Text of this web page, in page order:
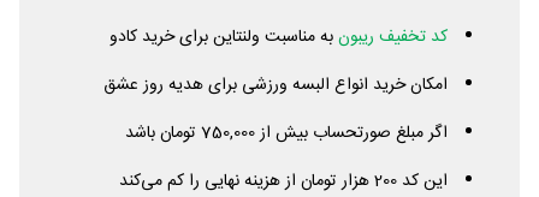
کد تخفیف ریبونبه مناسبت ولنتاین برای خرید کادو
امکان خرید انواع البسه ورزشی برای هدیه روز عشق
اگر مبلغ صورتحساب بیش از 750,000 تومان باشد
این کد 200 هزار تومان از هزینه نهایی را کم می‌کند